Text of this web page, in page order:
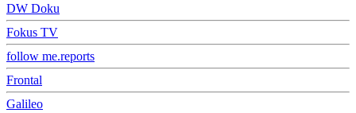
DW Doku
Fokus TV
follow me.reports
Frontal
Galileo